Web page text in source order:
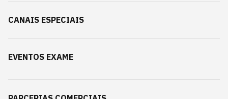
CANAIS ESPECIAIS
EVENTOS EXAME